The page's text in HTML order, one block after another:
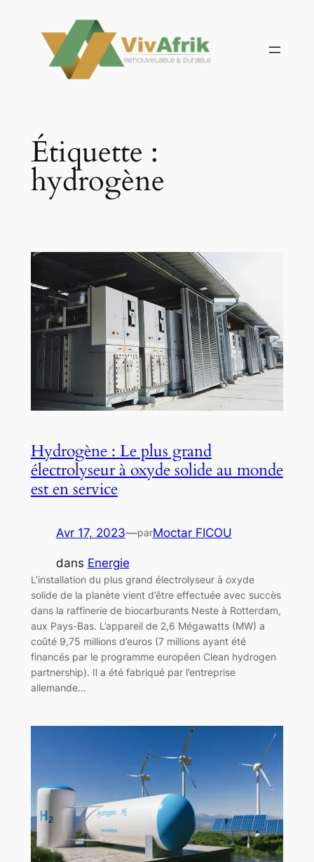
contenu
Étiquette :
hydrogène
Hydrogène : Le plus grand
électrolyseur à oxyde solide au monde
est en service
Avr 17, 2023—parMoctar FICOU
dans Energie
L’installation du plus grand électrolyseur à oxyde
solide de la planète vient d’être effectuée avec succès
dans la raffinerie de biocarburants Neste à Rotterdam,
aux Pays-Bas. L’appareil de 2,6 Mégawatts (MW) a
coûté 9,75 millions d’euros (7 millions ayant été
financés par le programme européen Clean hydrogen
partnership). Il a été fabriqué par l’entreprise
allemande…